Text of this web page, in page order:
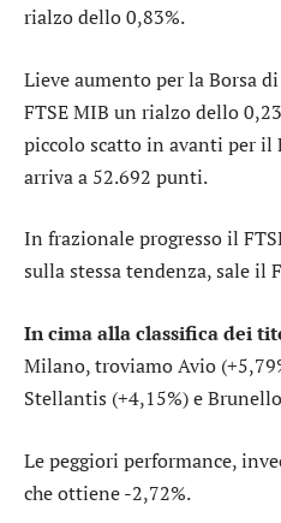
rialzo dello 0,83%.
Lieve aumento per la Borsa
FTSE MIB un rialzo dello
piccolo scatto in avanti per il
arriva a 52.692 punti.
In frazionale progresso il
sulla stessa tendenza, sale il
In cima alla classifica dei
Milano, troviamoAvio
Stellantis (+4,15%) e
Le peggiori performance,
che ottiene -2,72%.